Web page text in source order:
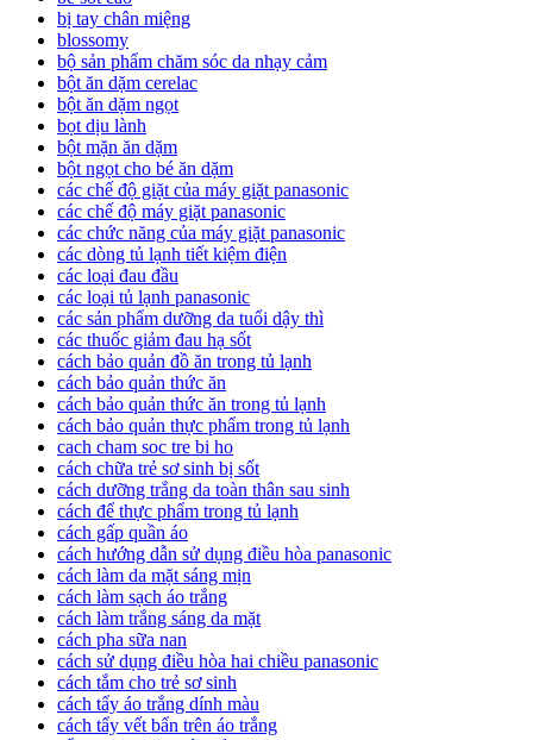
bị tay chân miệng
blossomy
bộ sản phẩm chăm sóc da nhạy cảm
bột ăn dặm cerelac
bột ăn dặm ngọt
bọt dịu lành
bột mặn ăn dặm
bột ngọt cho bé ăn dặm
các chế độ giặt của máy giặt panasonic
các chế độ máy giặt panasonic
các chức năng của máy giặt panasonic
các dòng tủ lạnh tiết kiệm điện
các loại đau đầu
các loại tủ lạnh panasonic
các sản phẩm dưỡng da tuổi dậy thì
các thuốc giảm đau hạ sốt
cách bảo quản đồ ăn trong tủ lạnh
cách bảo quản thức ăn
cách bảo quản thức ăn trong tủ lạnh
cách bảo quản thực phẩm trong tủ lạnh
cach cham soc tre bi ho
cách chữa trẻ sơ sinh bị sốt
cách dưỡng trắng da toàn thân sau sinh
cách để thực phẩm trong tủ lạnh
cách gấp quần áo
cách hướng dẫn sử dụng điều hòa panasonic
cách làm da mặt sáng mịn
cách làm sạch áo trắng
cách làm trắng sáng da mặt
cách pha sữa nan
cách sử dụng điều hòa hai chiều panasonic
cách tắm cho trẻ sơ sinh
cách tẩy áo trắng dính màu
cách tẩy vết bẩn trên áo trắng